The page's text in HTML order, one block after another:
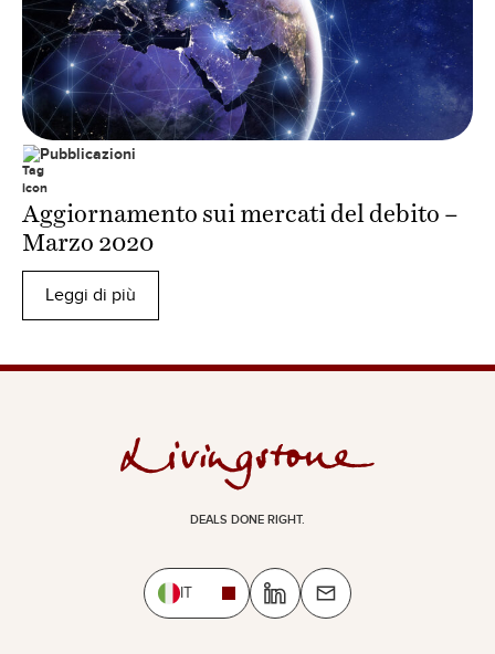
Pubblicazioni
Aggiornamento sui mercati del debito –
Marzo 2020
Leggi di più
DEALS DONE RIGHT.
IT